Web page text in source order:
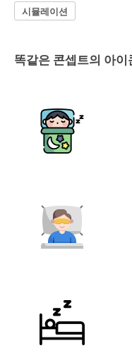
시뮬레이션
똑같은 콘셉트의 아이